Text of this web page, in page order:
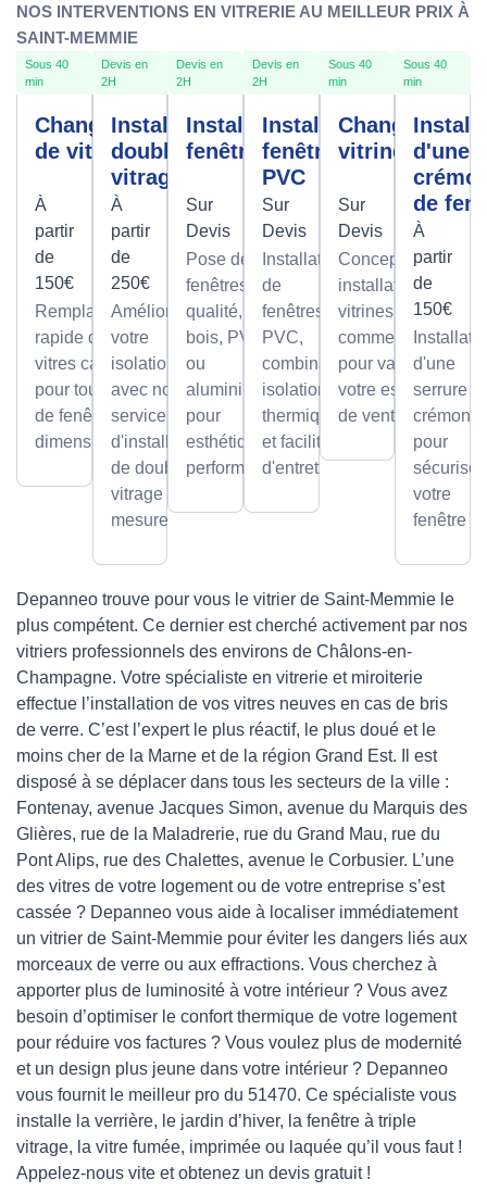
NOS INTERVENTIONS EN VITRERIE AU MEILLEUR PRIX À
SAINT-MEMMIE
Sous 40
min
Changement
de vitre
À
partir
de
150€
Remplacement
rapide de
vitres cassées,
pour tous types
de fenêtres et
dimensions.
Devis en
2H
Installation
double
vitrage
À
partir
de
250€
Améliorez
votre
isolation
avec notre
service
d'installation
de double
vitrage sur
mesure.
Devis en
2H
Installation
fenêtres
Sur
Devis
Pose de
fenêtres de
qualité, en
bois, PVC
ou
aluminium,
pour
esthétique et
performance.
Devis en
2H
Installation
fenêtre
PVC
Sur
Devis
Installation
de
fenêtres
PVC,
combinant
isolation
thermique
et facilité
d'entretien.
Sous 40
min
Changement
vitrine
Sur
Devis
Conception et
installation de
vitrines
commerciales
pour valoriser
votre espace
de vente.
Sous 40
min
d'une
de
À
partir
de
150€
d'une
serrure à
crémone
pour
sécuriser
votre
fenêtre
Depanneo trouve pour vous le vitrier de Saint-Memmie le
plus compétent. Ce dernier est cherché activement par nos
vitriers professionnels des environs de Châlons-en-
Champagne. Votre spécialiste en vitrerie et miroiterie
effectue l’installation de vos vitres neuves en cas de bris
de verre. C’est l’expert le plus réactif, le plus doué et le
moins cher de la Marne et de la région Grand Est. Il est
disposé à se déplacer dans tous les secteurs de la ville :
Fontenay, avenue Jacques Simon, avenue du Marquis des
Glières, rue de la Maladrerie, rue du Grand Mau, rue du
Pont Alips, rue des Chalettes, avenue le Corbusier. L’une
des vitres de votre logement ou de votre entreprise s’est
cassée ? Depanneo vous aide à localiser immédiatement
un vitrier de Saint-Memmie pour éviter les dangers liés aux
morceaux de verre ou aux effractions. Vous cherchez à
apporter plus de luminosité à votre intérieur ? Vous avez
besoin d’optimiser le confort thermique de votre logement
pour réduire vos factures ? Vous voulez plus de modernité
et un design plus jeune dans votre intérieur ? Depanneo
vous fournit le meilleur pro du 51470. Ce spécialiste vous
installe la verrière, le jardin d’hiver, la fenêtre à triple
vitrage, la vitre fumée, imprimée ou laquée qu’il vous faut !
Appelez-nous vite et obtenez un devis gratuit !